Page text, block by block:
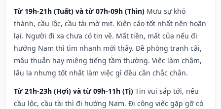
Từ 19h-21h (Tuất) và từ 07h-09h (Thìn) Mưu sự khó
thành, cầu lộc, cầu tài mờ mịt. Kiện cáo tốt nhất nên hoãn
lại. Người đi xa chưa có tin về. Mất tiền, mất của nếu đi
hướng Nam thì tìm nhanh mới thấy. Đề phòng tranh cãi,
mâu thuẫn hay miệng tiếng tầm thường. Việc làm chậm,
lâu la nhưng tốt nhất làm việc gì đều cần chắc chắn.
Từ 21h-23h (Hợi) và từ 09h-11h (Tị) Tin vui sắp tới, nếu
cầu lộc, cầu tài thì đi hướng Nam. Đi công việc gặp gỡ có